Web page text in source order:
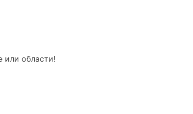
или области!